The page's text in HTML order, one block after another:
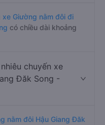
xe Giường nằm đôi đi
có chiều dài khoảng
chuyến xe
Đăk Song -
nằm đôi Hậu Giang Đăk